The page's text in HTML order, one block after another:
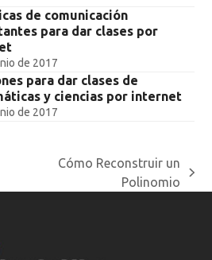
de comunicación
para dar clases por
de 2017
para dar clases de
y ciencias por internet
de 2017
Cómo Reconstruir un
Polinomio